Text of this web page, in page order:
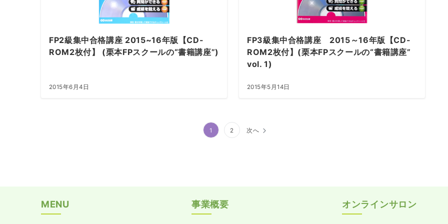
FP2級集中合格講座 2015~16年版【CD-
ROM2枚付】 (栗本FPスクールの“書籍講座”)
2015年6月4日
FP3級集中合格講座 2015～16年版【CD-
ROM2枚付】(栗本FPスクールの“書籍講座”
vol. 1)
2015年5月14日
ー
ジ
1 2 次へ
MENU 事業概要 オンラインサロン